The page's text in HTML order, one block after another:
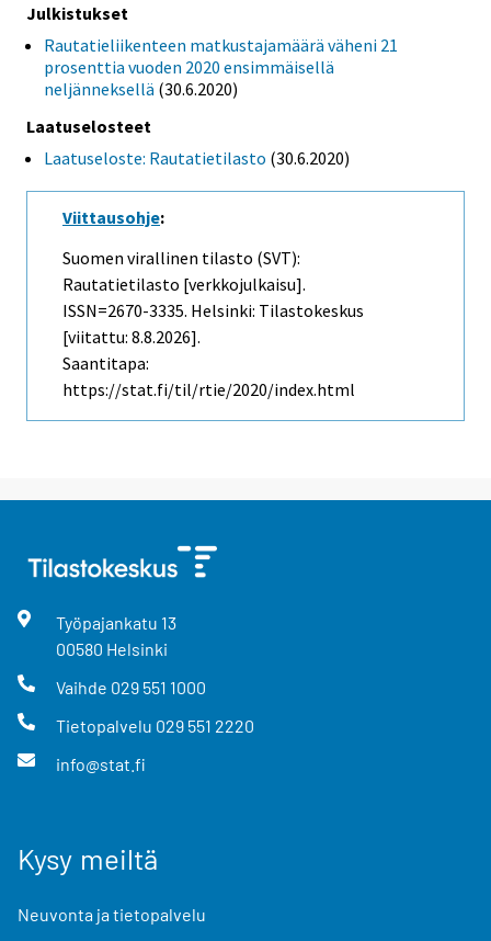
Julkistukset
Rautatieliikenteen matkustajamäärä väheni 21
prosenttia vuoden 2020 ensimmäisellä
neljänneksellä (30.6.2020)
Laatuselosteet
Laatuseloste: Rautatietilasto (30.6.2020)
Viittausohje:
Suomen virallinen tilasto (SVT):
Rautatietilasto [verkkojulkaisu].
ISSN=2670-3335. Helsinki: Tilastokeskus
[viitattu: 8.8.2026].
Saantitapa:
https://stat.fi/til/rtie/2020/index.html
Työpajankatu 13
00580 Helsinki
Vaihde 029 551 1000
Tietopalvelu 029 551 2220
info@stat.fi
Kysy meiltä
Neuvonta ja tietopalvelu